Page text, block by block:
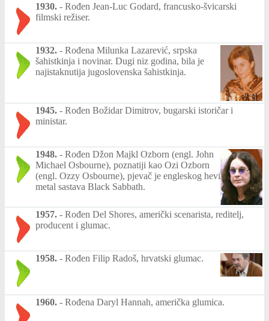
1930. - Rođen Jean-Luc Godard, francusko-švicarski
filmski režiser.
1932. - Rođena Milunka Lazarević, srpska
šahistkinja i novinar. Dugi niz godina, bila je
najistaknutija jugoslovenska šahistkinja.
1945. - Rođen Božidar Dimitrov, bugarski istoričar i
ministar.
1948. - Rođen Džon Majkl Ozborn (engl. John
Michael Osbourne), poznatiji kao Ozi Ozborn
(engl. Ozzy Osbourne), pjevač je engleskog hevi
metal sastava Black Sabbath.
1957. - Rođen Del Shores, američki scenarista, reditelj,
producent i glumac.
1958. - Rođen Filip Radoš, hrvatski glumac.
1960. - Rođena Daryl Hannah, američka glumica.